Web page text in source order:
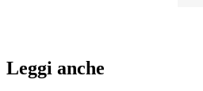
Leggi anche